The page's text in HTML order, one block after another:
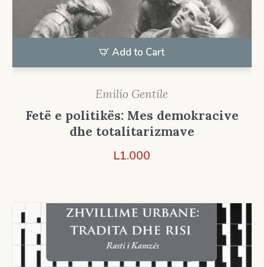
Add to Cart
Emilio Gentile
Fetë e politikës: Mes demokracive
dhe totalitarizmave
L1.000